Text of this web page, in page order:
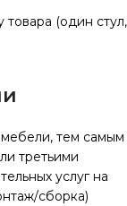
товара (один стул,
мебели, тем самым
третьими
услуг на
сборка)